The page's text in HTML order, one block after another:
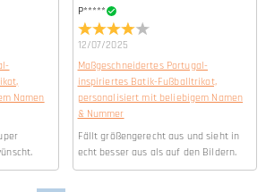
Namen
P*****
12/07/2025
Maßgeschneidertes Portugal-
inspiriertes Batik-Fußballtrikot,
personalisiert mit beliebigem Namen
& Nummer
Fällt größengerecht aus und sieht in
echt besser aus als auf den Bildern.